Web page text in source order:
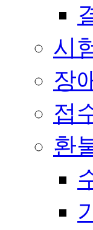
시
장
접
환